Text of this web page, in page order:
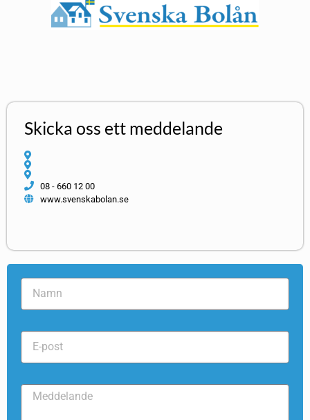
Skicka oss ett meddelande
08 - 660 12 00
www.svenskabolan.se